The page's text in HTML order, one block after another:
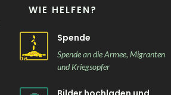
WIE HELFEN?
Spende
Spende an die Armee, Migranten
und Kriegsopfer